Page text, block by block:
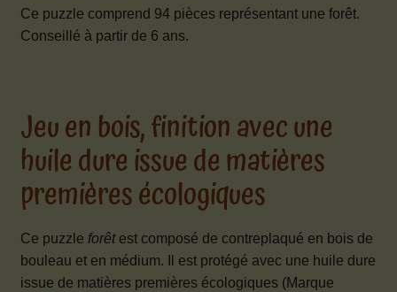
Ce puzzle comprend 94 pièces représentant une forêt.
Conseillé à partir de 6 ans.
Jeu en bois, finition avec une
huile dure issue de matières
premières écologiques
Ce puzzle forêt est composé de contreplaqué en bois de
bouleau et en médium. Il est protégé avec une huile dure
issue de matières premières écologiques (Marque